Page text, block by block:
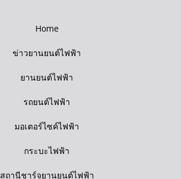
Home
ข่าวยานยนต์ไฟฟ้า
ยานยนต์ไฟฟ้า
รถยนต์ไฟฟ้า
มอเตอร์ไซค์ไฟฟ้า
กระบะไฟฟ้า
สถานีชาร์จยานยนต์ไฟฟ้า